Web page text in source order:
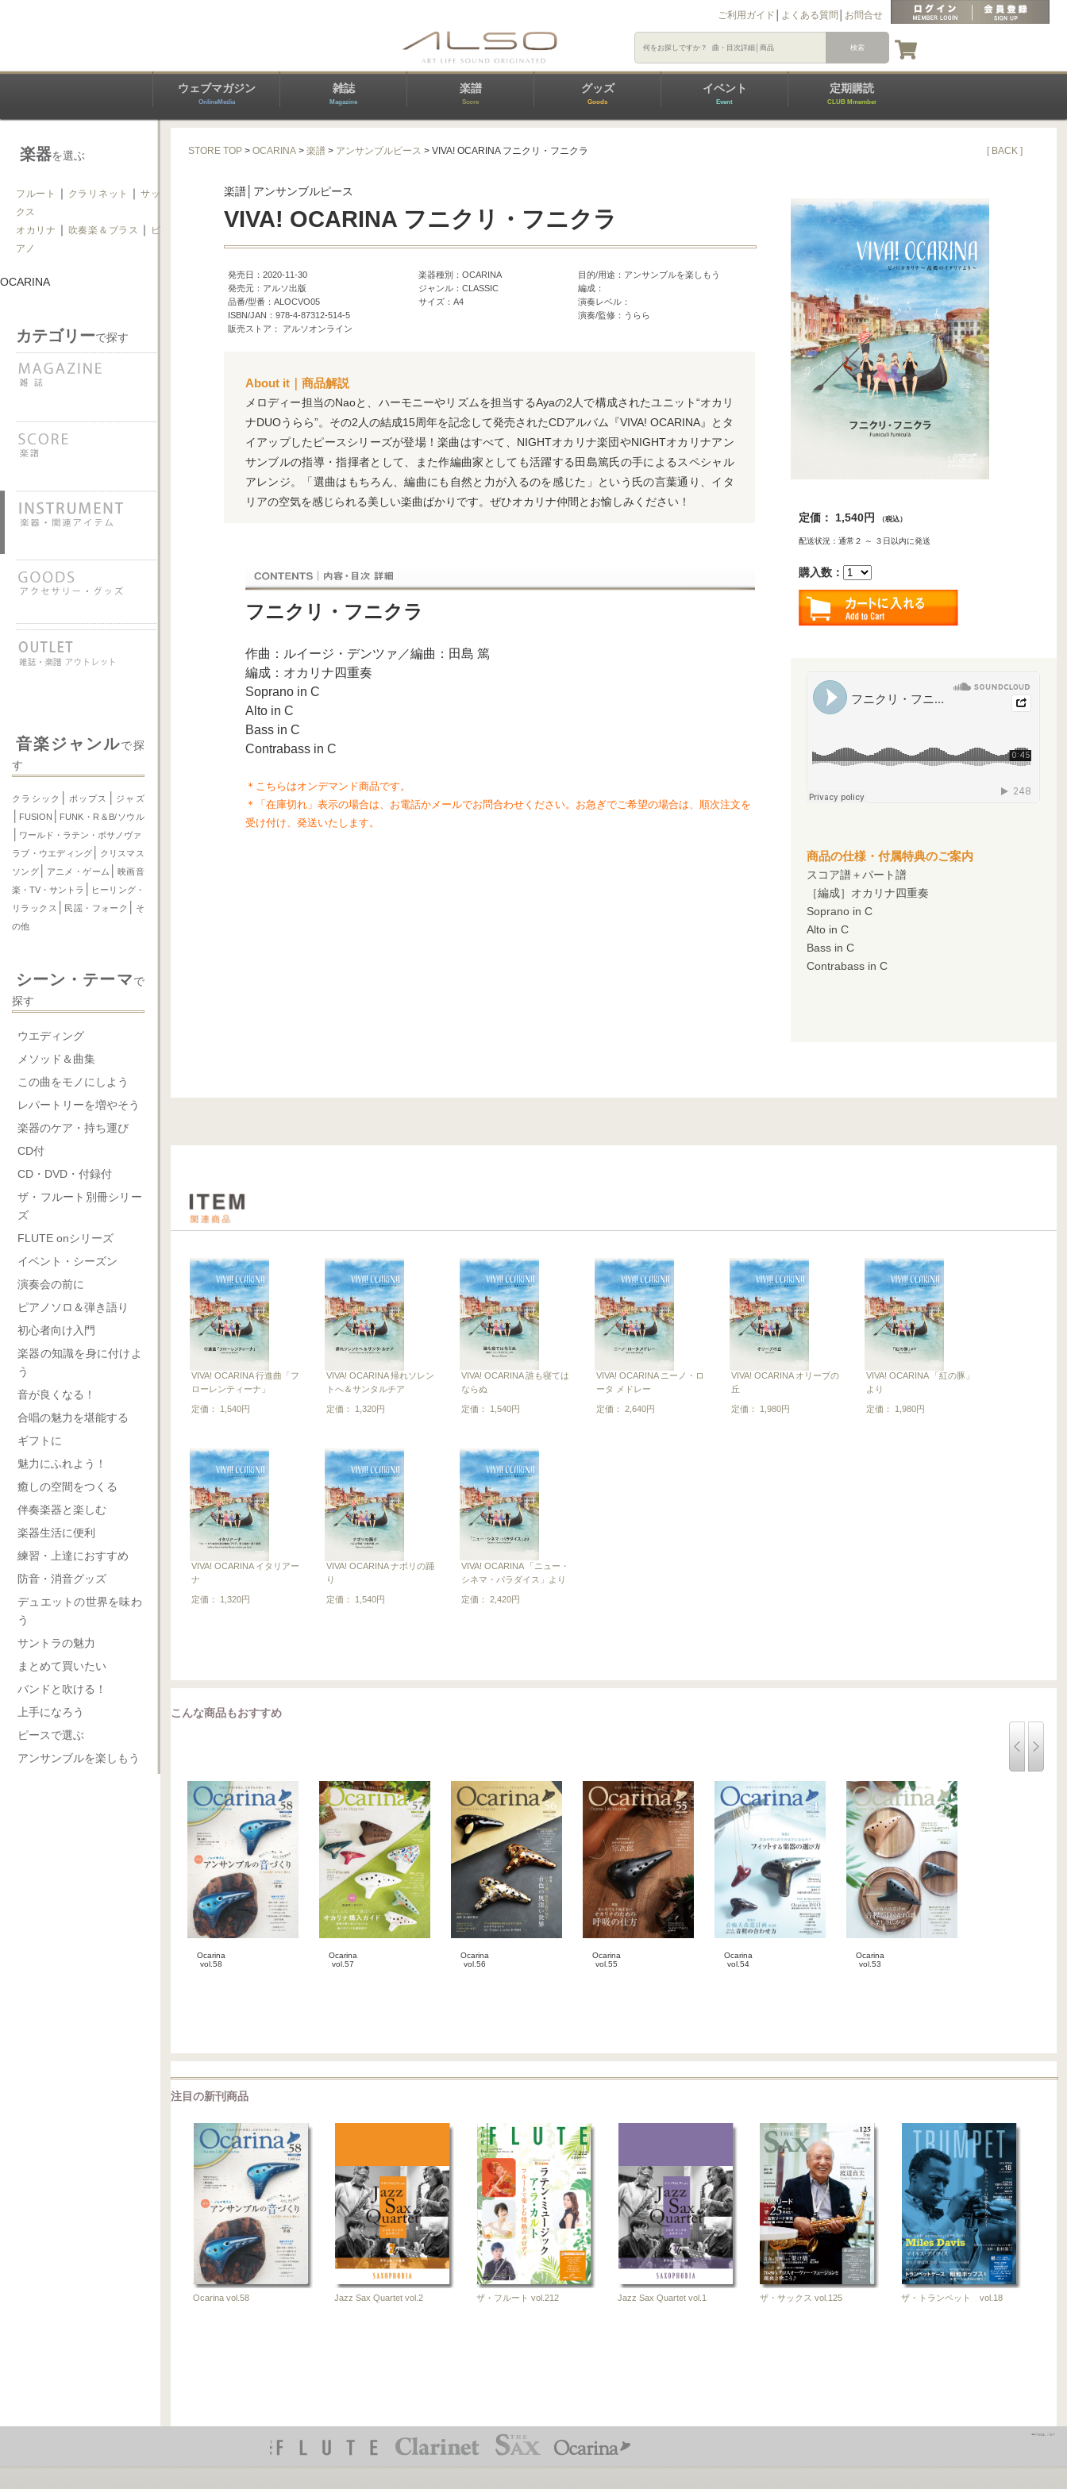
ご利用ガイド よくある質問 お問合せ
ウェブマガジン
OnlineMedia
雑誌
Magazine
楽譜
Score
グッズ
Goods
イベント
Event
定期購読
CLUB Mmember
楽器を選ぶ
フルート ｜ クラリネット ｜ サッ
クス
オカリナ ｜ 吹奏楽＆ブラス ｜
ピ
アノ
OCARINA
カテゴリーで探す
音楽ジャンルで探
す
クラシック ポップス ジャズ
FUSION FUNK・R＆B/ソウル
ワールド・ラテン・ボサノヴァ
ラブ・ウエディング
クリスマス
ソング
アニメ・ゲーム
映画音
楽・TV・サントラ
ヒーリング・
リラックス
民謡・フォーク
そ
の他
シーン・テーマで
探す
ウエディング
メソッド＆曲集
この曲をモノにしよう
レパートリーを増やそう
楽器のケア・持ち運び
CD付
CD・DVD・付録付
ザ・フルート別冊シリー
ズ
FLUTE onシリーズ
イベント・シーズン
演奏会の前に
ピアノソロ＆弾き語り
初心者向け入門
楽器の知識を身に付けよ
う
音が良くなる！
合唱の魅力を堪能する
ギフトに
魅力にふれよう！
癒しの空間をつくる
伴奏楽器と楽しむ
楽器生活に便利
練習・上達におすすめ
防音・消音グッズ
デュエットの世界を味わ
う
サントラの魅力
まとめて買いたい
バンドと吹ける！
上手になろう
ピースで選ぶ
アンサンブルを楽しもう
STORE TOP >OCARINA >楽譜 > アンサンブルピース > VIVA! OCARINA フニクリ・フニクラ [ BACK ]
定価： 1,540円 （税込）
配送状況：通常２ ～ ３日以内に発送
購入数：
商品の仕様・付属特典のご案内
スコア譜＋パート譜
［編成］オカリナ四重奏
Soprano in C
Alto in C
Bass in C
Contrabass in C
楽譜│アンサンブルピース
VIVA! OCARINA フニクリ・フニクラ
発売日：2020-11-30
発売元：アルソ出版
品番/型番：ALOCVO05
ISBN/JAN：978-4-87312-514-5
販売ストア： アルソオンライン
楽器種別：OCARINA
ジャンル：CLASSIC
サイズ：A4
目的/用途：アンサンブルを楽しもう
編成：
演奏レベル：
演奏/監修：うらら
About it｜商品解説
メロディー担当のNaoと、ハーモニーやリズムを担当するAyaの2人で構成されたユニット“オカリ
ナDUOうらら”。その2人の結成15周年を記念して発売されたCDアルバム『VIVA! OCARINA』とタ
イアップしたピースシリーズが登場！楽曲はすべて、NIGHTオカリナ楽団やNIGHTオカリナアン
サンブルの指導・指揮者として、また作編曲家としても活躍する田島篤氏の手によるスペシャル
アレンジ。「選曲はもちろん、編曲にも自然と力が入るのを感じた」という氏の言葉通り、イタ
リアの空気を感じられる美しい楽曲ばかりです。ぜひオカリナ仲間とお愉しみください！
フニクリ・フニクラ
作曲：ルイージ・デンツァ／編曲：田島 篤
編成：オカリナ四重奏
Soprano in C
Alto in C
Bass in C
Contrabass in C
＊こちらはオンデマンド商品です。
＊「在庫切れ」表示の場合は、お電話かメールでお問合わせください。お急ぎでご希望の場合は、順次注文を
受け付け、発送いたします。
VIVA! OCARINA 行進曲「フ
ローレンティーナ」
定価： 1,540円
VIVA! OCARINA 帰れソレン
トへ＆サンタルチア
定価： 1,320円
VIVA! OCARINA 誰も寝ては
ならぬ
定価： 1,540円
VIVA! OCARINA ニーノ・ロ
ータ メドレー
定価： 2,640円
VIVA! OCARINA オリーブの
丘
定価： 1,980円
VIVA! OCARINA 「紅の豚」
より
定価： 1,980円
VIVA! OCARINA イタリアー
ナ
定価： 1,320円
VIVA! OCARINA ナポリの踊
り
定価： 1,540円
VIVA! OCARINA 「ニュー・
シネマ・パラダイス」より
定価： 2,420円
こんな商品もおすすめ
Ocarina
vol.58
Ocarina
vol.57
Ocarina
vol.56
Ocarina
vol.55
Ocarina
vol.54
Ocarina
vol.53
Ocarina
vol.52
雑誌
vol.51
雑誌
注目の新刊商品
Ocarina vol.58 Jazz Sax Quartet vol.2 ザ・フルート vol.212 Jazz Sax Quartet vol.1 ザ・サックス vol.125 ザ・トランペット vol.18